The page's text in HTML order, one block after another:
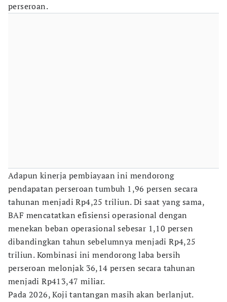
perseroan.
Adapun kinerja pembiayaan ini mendorong
pendapatan perseroan tumbuh 1,96 persen secara
tahunan menjadi Rp4,25 triliun. Di saat yang sama,
BAF mencatatkan efisiensi operasional dengan
menekan beban operasional sebesar 1,10 persen
dibandingkan tahun sebelumnya menjadi Rp4,25
triliun. Kombinasi ini mendorong laba bersih
perseroan melonjak 36,14 persen secara tahunan
menjadi Rp413,47 miliar.
Pada 2026, Koji tantangan masih akan berlanjut.